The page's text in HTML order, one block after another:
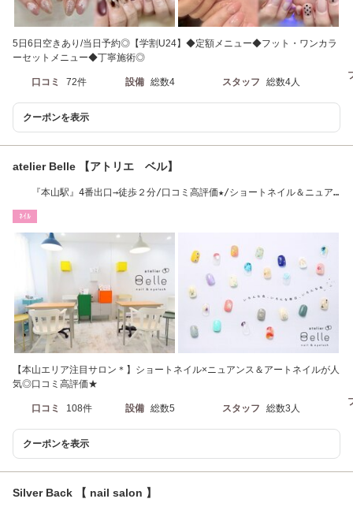
5日6日空きあり/当日予約◎【学割U24】◆定額メニュー◆フット・ワンカラ
ーセットメニュー◆丁寧施術◎
口コミ 72件 設備 総数4 スタッフ 総数4人
クーポンを表示
atelier Belle 【アトリエ ベル】
『本山駅』4番出口→徒歩２分/口コミ高評価★/ショートネイル＆ニュア
ﾈｲﾙ
【本山エリア注目サロン＊】ショートネイル×ニュアンス＆アートネイルが人
気◎口コミ高評価★
口コミ 108件 設備 総数5 スタッフ 総数3人
クーポンを表示
Silver Back 【 nail salon 】